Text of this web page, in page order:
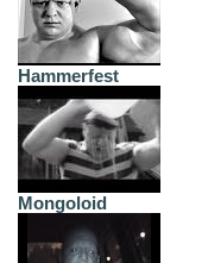
Hammerfest
Mongoloid